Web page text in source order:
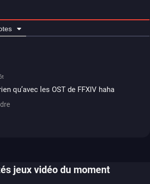
qu’avec les OST de FFXIV haha
jeux vidéo du moment